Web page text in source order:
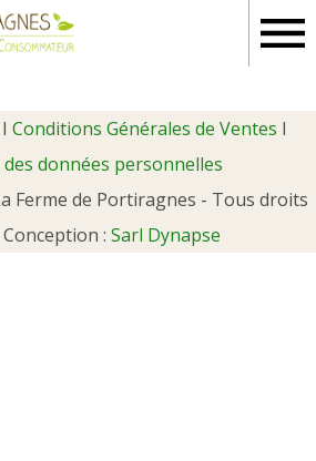
I Conditions Générales de Ventes I
données personnelles
Ferme de Portiragnes - Tous droits
: Sarl Dynapse